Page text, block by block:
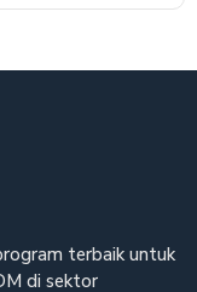
terbaik untuk
di sektor